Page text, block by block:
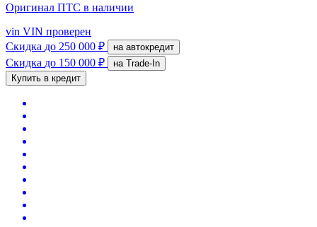
Оригинал ПТС в наличии
vin VIN проверен
Скидка до 250 000 ₽ на автокредит
Скидка до 150 000 ₽
на Trade-In
Купить в кредит